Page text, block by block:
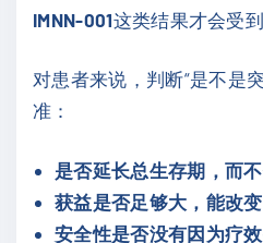
IMNN-001这类结果才会受
对患者来说，判断“是不是
准：
是否延长总生存期，而
获益是否足够大，能改变
安全性是否没有因为疗